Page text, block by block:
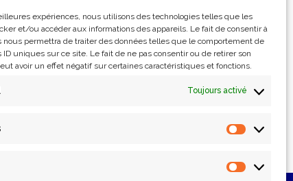
expériences, nous utilisons des technologies telles que les
et/ou accéder aux informations des appareils. Le fait de consentir à
nous permettra de traiter des données telles que le comportement de
ID uniques sur ce site. Le fait de ne pas consentir ou de retirer son
avoir un effet négatif sur certaines caractéristiques et fonctions.
Toujours activé